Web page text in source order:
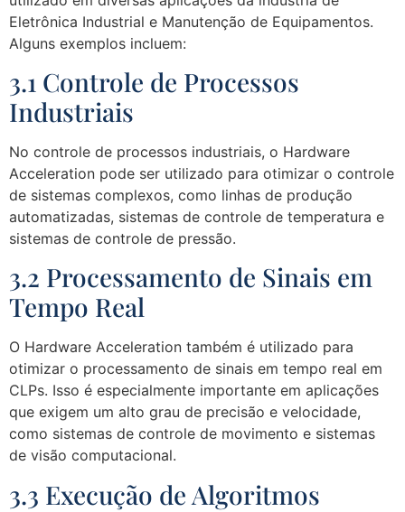
Eletrônica Industrial e Manutenção de Equipamentos.
Alguns exemplos incluem:
3.1 Controle de Processos
Industriais
No controle de processos industriais, o Hardware
Acceleration pode ser utilizado para otimizar o controle
de sistemas complexos, como linhas de produção
automatizadas, sistemas de controle de temperatura e
sistemas de controle de pressão.
3.2 Processamento de Sinais em
Tempo Real
O Hardware Acceleration também é utilizado para
otimizar o processamento de sinais em tempo real em
CLPs. Isso é especialmente importante em aplicações
que exigem um alto grau de precisão e velocidade,
como sistemas de controle de movimento e sistemas
de visão computacional.
3.3 Execução de Algoritmos